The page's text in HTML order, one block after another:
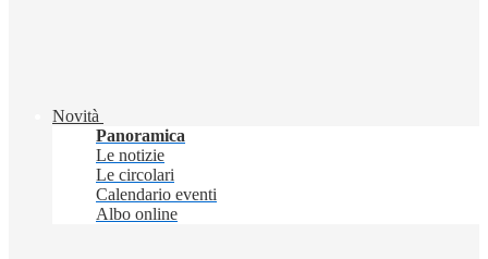
Novità
Panoramica
Le notizie
Le circolari
Calendario eventi
Albo online